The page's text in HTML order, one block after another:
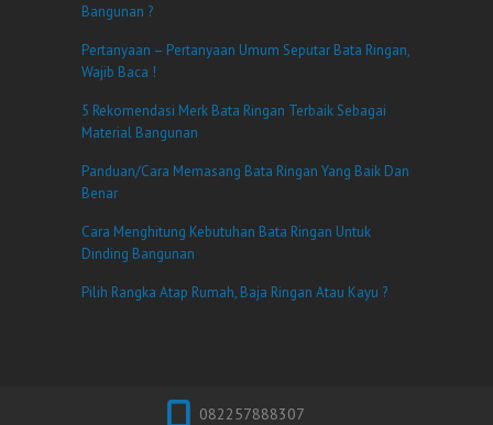
Bangunan ?
Pertanyaan – Pertanyaan Umum Seputar Bata Ringan,
Wajib Baca !
5 Rekomendasi Merk Bata Ringan Terbaik Sebagai
Material Bangunan
Panduan/Cara Memasang Bata Ringan Yang Baik Dan
Benar
Cara Menghitung Kebutuhan Bata Ringan Untuk
Dinding Bangunan
Pilih Rangka Atap Rumah, Baja Ringan Atau Kayu ?
082257888307